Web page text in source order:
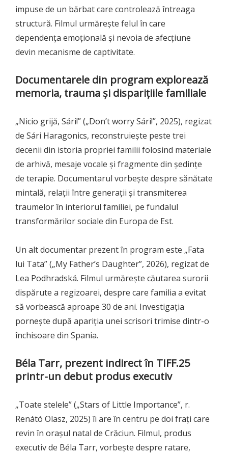
impuse de un bărbat care controlează întreaga
structură. Filmul urmărește felul în care
dependența emoțională și nevoia de afecțiune
devin mecanisme de captivitate.
Documentarele din program explorează
memoria, trauma și disparițiile familiale
„Nicio grijă, Sári!” („Don’t worry Sári!”, 2025), regizat
de Sári Haragonics, reconstruiește peste trei
decenii din istoria propriei familii folosind materiale
de arhivă, mesaje vocale și fragmente din ședințe
de terapie. Documentarul vorbește despre sănătate
mintală, relații între generații și transmiterea
traumelor în interiorul familiei, pe fundalul
transformărilor sociale din Europa de Est.
Un alt documentar prezent în program este „Fata
lui Tata” („My Father’s Daughter”, 2026), regizat de
Lea Podhradská. Filmul urmărește căutarea surorii
dispărute a regizoarei, despre care familia a evitat
să vorbească aproape 30 de ani. Investigația
pornește după apariția unei scrisori trimise dintr-o
închisoare din Spania.
Béla Tarr, prezent indirect în TIFF.25
printr-un debut produs executiv
„Toate stelele” („Stars of Little Importance”, r.
Renátó Olasz, 2025) îi are în centru pe doi frați care
revin în orașul natal de Crăciun. Filmul, produs
executiv de Béla Tarr, vorbește despre ratare,